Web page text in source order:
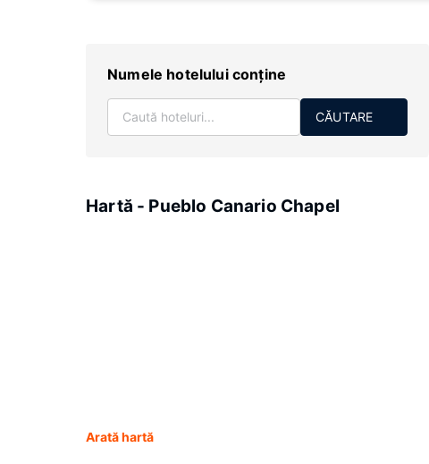
Numele hotelului conţine
CĂUTARE
Hartă - Pueblo Canario Chapel
Arată hartă